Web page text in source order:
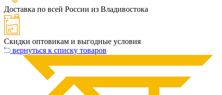
Доставка по всей России из Владивостока
Скидки оптовикам и выгодные условия
вернуться к списку товаров